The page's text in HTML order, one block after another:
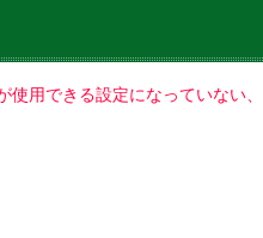
使用できる設定になっていない